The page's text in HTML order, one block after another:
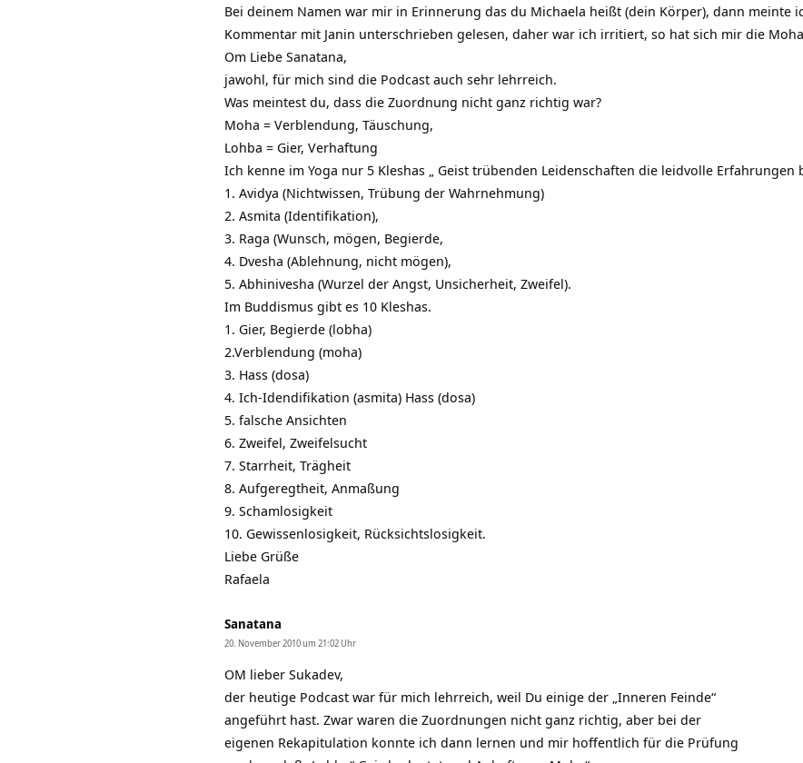
Bei deinem Namen war mir in Erinnerung das du Michaela heißt (dein Körper), dann meinte
Kommentar mit Janin unterschrieben gelesen, daher war ich irritiert, so hat sich mir die
Om Liebe Sanatana,
jawohl, für mich sind die Podcast auch sehr lehrreich.
Was meintest du, dass die Zuordnung nicht ganz richtig war?
Moha = Verblendung, Täuschung,
Lohba = Gier, Verhaftung
Ich kenne im Yoga nur 5 Kleshas „ Geist trübenden Leidenschaften die leidvolle Erfahrungen
1. Avidya (Nichtwissen, Trübung der Wahrnehmung)
2. Asmita (Identifikation),
3. Raga (Wunsch, mögen, Begierde,
4. Dvesha (Ablehnung, nicht mögen),
5. Abhinivesha (Wurzel der Angst, Unsicherheit, Zweifel).
Im Buddismus gibt es 10 Kleshas.
1. Gier, Begierde (lobha)
2.Verblendung (moha)
3. Hass (dosa)
4. Ich-Idendifikation (asmita) Hass (dosa)
5. falsche Ansichten
6. Zweifel, Zweifelsucht
7. Starrheit, Trägheit
8. Aufgeregtheit, Anmaßung
9. Schamlosigkeit
10. Gewissenlosigkeit, Rücksichtslosigkeit.
Liebe Grüße
Rafaela
Sanatana
20. November 2010 um 21:02 Uhr
OM lieber Sukadev,
der heutige Podcast war für mich lehrreich, weil Du einige der „Inneren Feinde“
angeführt hast. Zwar waren die Zuordnungen nicht ganz richtig, aber bei der
eigenen Rekapitulation konnte ich dann lernen und mir hoffentlich für die Prüfung